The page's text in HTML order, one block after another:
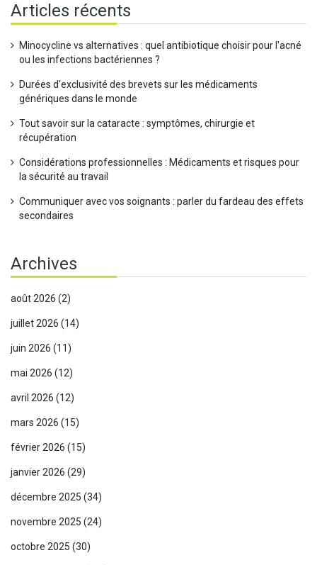
Articles récents
Minocycline vs alternatives : quel antibiotique choisir pour l'acné
ou les infections bactériennes ?
Durées d'exclusivité des brevets sur les médicaments
génériques dans le monde
Tout savoir sur la cataracte : symptômes, chirurgie et
récupération
Considérations professionnelles : Médicaments et risques pour
la sécurité au travail
Communiquer avec vos soignants : parler du fardeau des effets
secondaires
Archives
août 2026 (2)
juillet 2026 (14)
juin 2026 (11)
mai 2026 (12)
avril 2026 (12)
mars 2026 (15)
février 2026 (15)
janvier 2026 (29)
décembre 2025 (34)
novembre 2025 (24)
octobre 2025 (30)